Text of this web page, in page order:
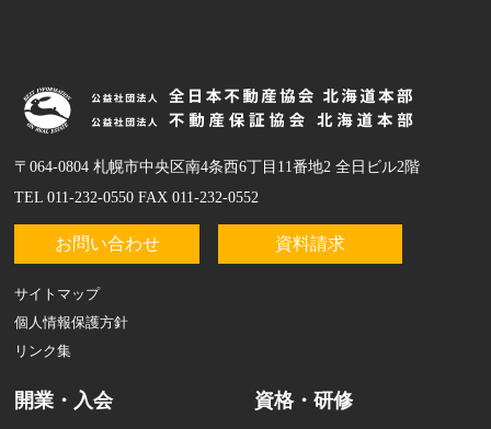
〒064-0804 札幌市中央区南4条西6丁目11番地2 全日ビル2階
TEL 011-232-0550 FAX 011-232-0552
お問い合わせ 資料請求
サイトマップ
個人情報保護方針
リンク集
開業・入会 資格・研修